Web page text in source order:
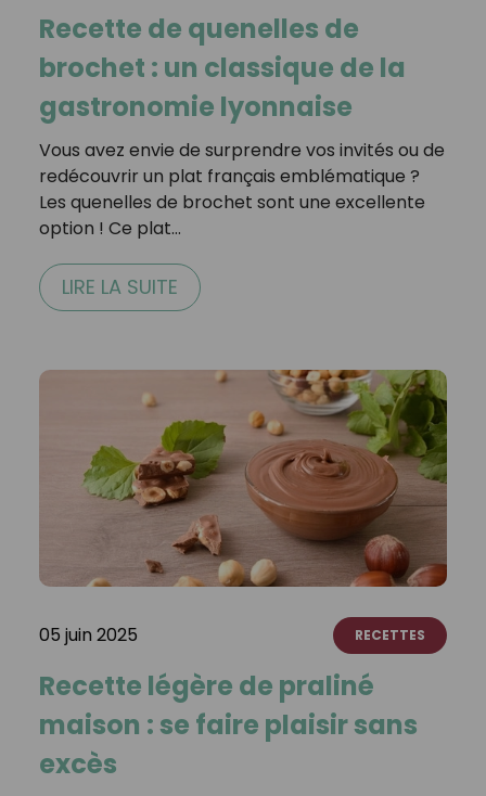
Recette de quenelles de
brochet : un classique de la
gastronomie lyonnaise
Vous avez envie de surprendre vos invités ou de
redécouvrir un plat français emblématique ?
Les quenelles de brochet sont une excellente
option ! Ce plat…
LIRE LA SUITE
05 juin 2025 RECETTES
Recette légère de praliné
maison : se faire plaisir sans
excès